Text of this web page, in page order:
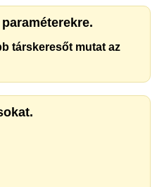
társkeresőt mutat az